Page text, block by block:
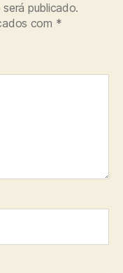
publicado.
com *